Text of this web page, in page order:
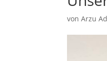
vonArzu